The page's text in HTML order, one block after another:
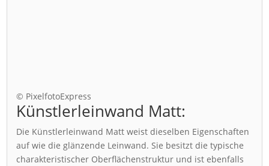
© PixelfotoExpress
Künstlerleinwand Matt:
Die Künstlerleinwand Matt weist dieselben Eigenschaften
auf wie die glänzende Leinwand. Sie besitzt die typische
charakteristischer Oberflächenstruktur und ist ebenfalls